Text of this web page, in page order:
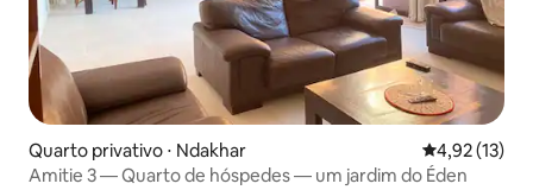
Quarto privativo ⋅ Ndakhar 4,92 de uma
4,92 (13)
Amitie 3 — Quarto de hóspedes — um jardim do Éden